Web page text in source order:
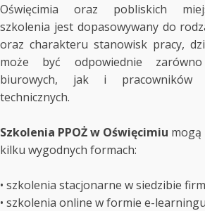
Oświęcimia oraz pobliskich
szkolenia jest dopasowywany do
oraz charakteru stanowisk pracy,
może być odpowiednie
biurowych, jak i pracowników
technicznych.
Szkolenia PPOŻ w Oświęcimiu mogą
kilku wygodnych formach:
• szkolenia stacjonarne w siedzibie
• szkolenia online w formie e-learningu